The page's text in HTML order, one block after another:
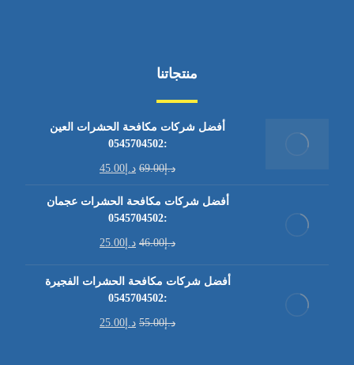
منتجاتنا
أفضل شركات مكافحة الحشرات العين
:0545704502
د.إ69.00 د.إ 45.00
أفضل شركات مكافحة الحشرات عجمان
:0545704502
د.إ46.00 د.إ 25.00
أفضل شركات مكافحة الحشرات الفجيرة
:0545704502
د.إ55.00 د.إ 25.00